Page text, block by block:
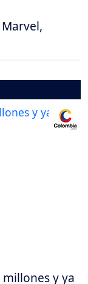
y ya